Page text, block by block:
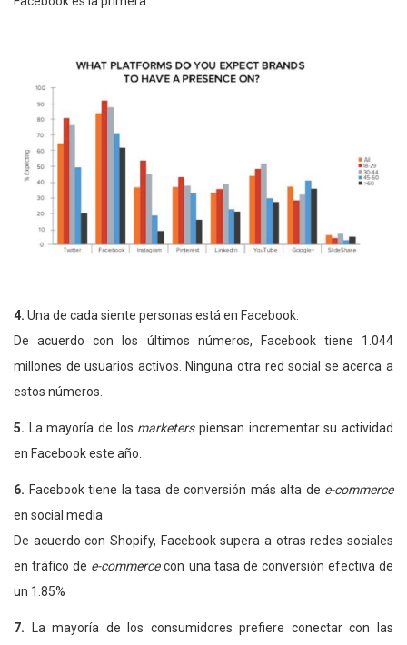
4. Una de cada siente personas está en Facebook.
De acuerdo con los últimos números, Facebook tiene 1.044
millones de usuarios activos. Ninguna otra red social se acerca a
estos números.
5. La mayoría de los marketerspiensan incrementar su actividad
en Facebook este año.
6. Facebook tiene la tasa de conversión más alta de e-commerce
en social media
De acuerdo con Shopify, Facebook supera a otras redes sociales
en tráfico de e-commercecon una tasa de conversión efectiva de
un 1.85%
7. La mayoría de los consumidores prefiere conectar con las